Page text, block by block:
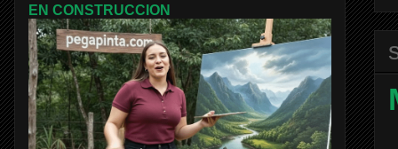
EN CONSTRUCCION